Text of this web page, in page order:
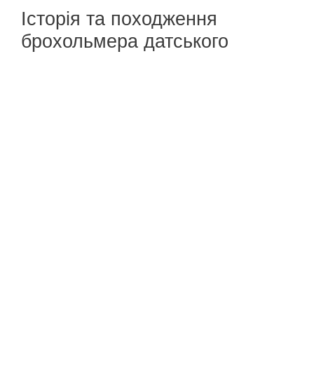
Історія та походження
брохольмера датського